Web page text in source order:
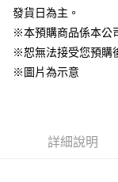
預購訂單-離島宅配
結帳，避免整筆訂單
每筆NT$220
發貨日為主。
※本預購商品係本公
※恕無法接受您預購
※圖片為示意
詳細說明